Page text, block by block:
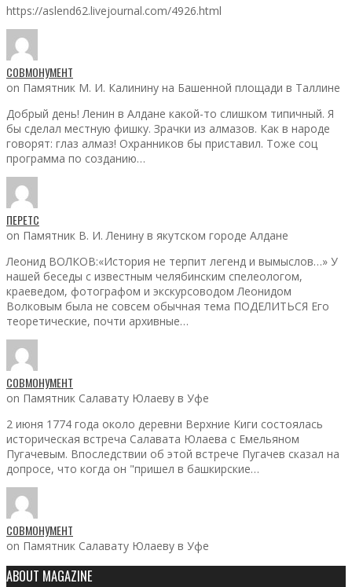
https://aslend62.livejournal.com/4926.html
СОВМОНУМЕНТ
on Памятник М. И. Калинину на Башенной площади в Таллине
Добрый день! Ленин в Алдане какой-то слишком типичный. Я
бы сделал местную фишку. Зрачки из алмазов. Как в народе
говорят: глаз алмаз! Охранников бы приставил. Тоже соц
программа по созданию…
ПЕРЕТС
on Памятник В. И. Ленину в якутском городе Алдане
Леонид ВОЛКОВ:«История не терпит легенд и вымыслов…» У
нашей беседы с известным челябинским спелеологом,
краеведом, фотографом и экскурсоводом Леонидом
Волковым была не совсем обычная тема ПОДЕЛИТЬСЯ Его
теоретические, почти архивные…
СОВМОНУМЕНТ
on Памятник Салавату Юлаеву в Уфе
2 июня 1774 года около деревни Верхние Киги состоялась
историческая встреча Салавата Юлаева с Емельяном
Пугачевым. Впоследствии об этой встрече Пугачев сказал на
допросе, что когда он "пришел в башкирские…
СОВМОНУМЕНТ
on Памятник Салавату Юлаеву в Уфе
ABOUT MAGAZINE